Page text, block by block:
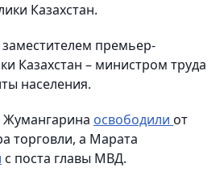
Казахстан.
премьер-
Казахстан – министром труда
населения.
Жумангарина освободили от
торговли, а Марата
с поста главы МВД.